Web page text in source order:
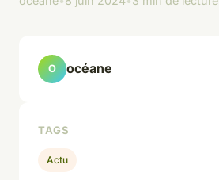
O océane
TAGS
Actu